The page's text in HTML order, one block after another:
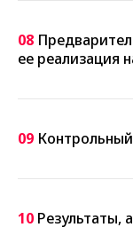
08
ее реализация
09
10 Результаты,